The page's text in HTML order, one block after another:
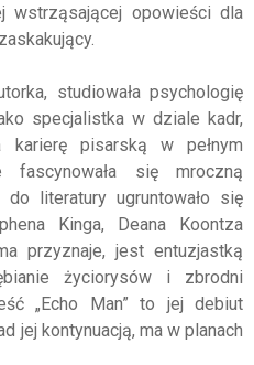
wstrząsającej opowieści dla
studiowała psychologię
specjalistka w dziale kadr,
karierę pisarską w pełnym
fascynowała się mroczną
literatury ugruntowało się
Kinga, Deana Koontza
przyznaje, jest entuzjastką
życiorysów i zbrodni
„Echo Man” to jej debiut
jej kontynuacją, ma w planach